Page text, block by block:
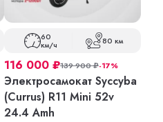
60
км/ч 80 км
116 000 ₽139 900₽-17%
Электросамокат Syccyba
(Currus) R11 Mini 52v
24.4 Amh